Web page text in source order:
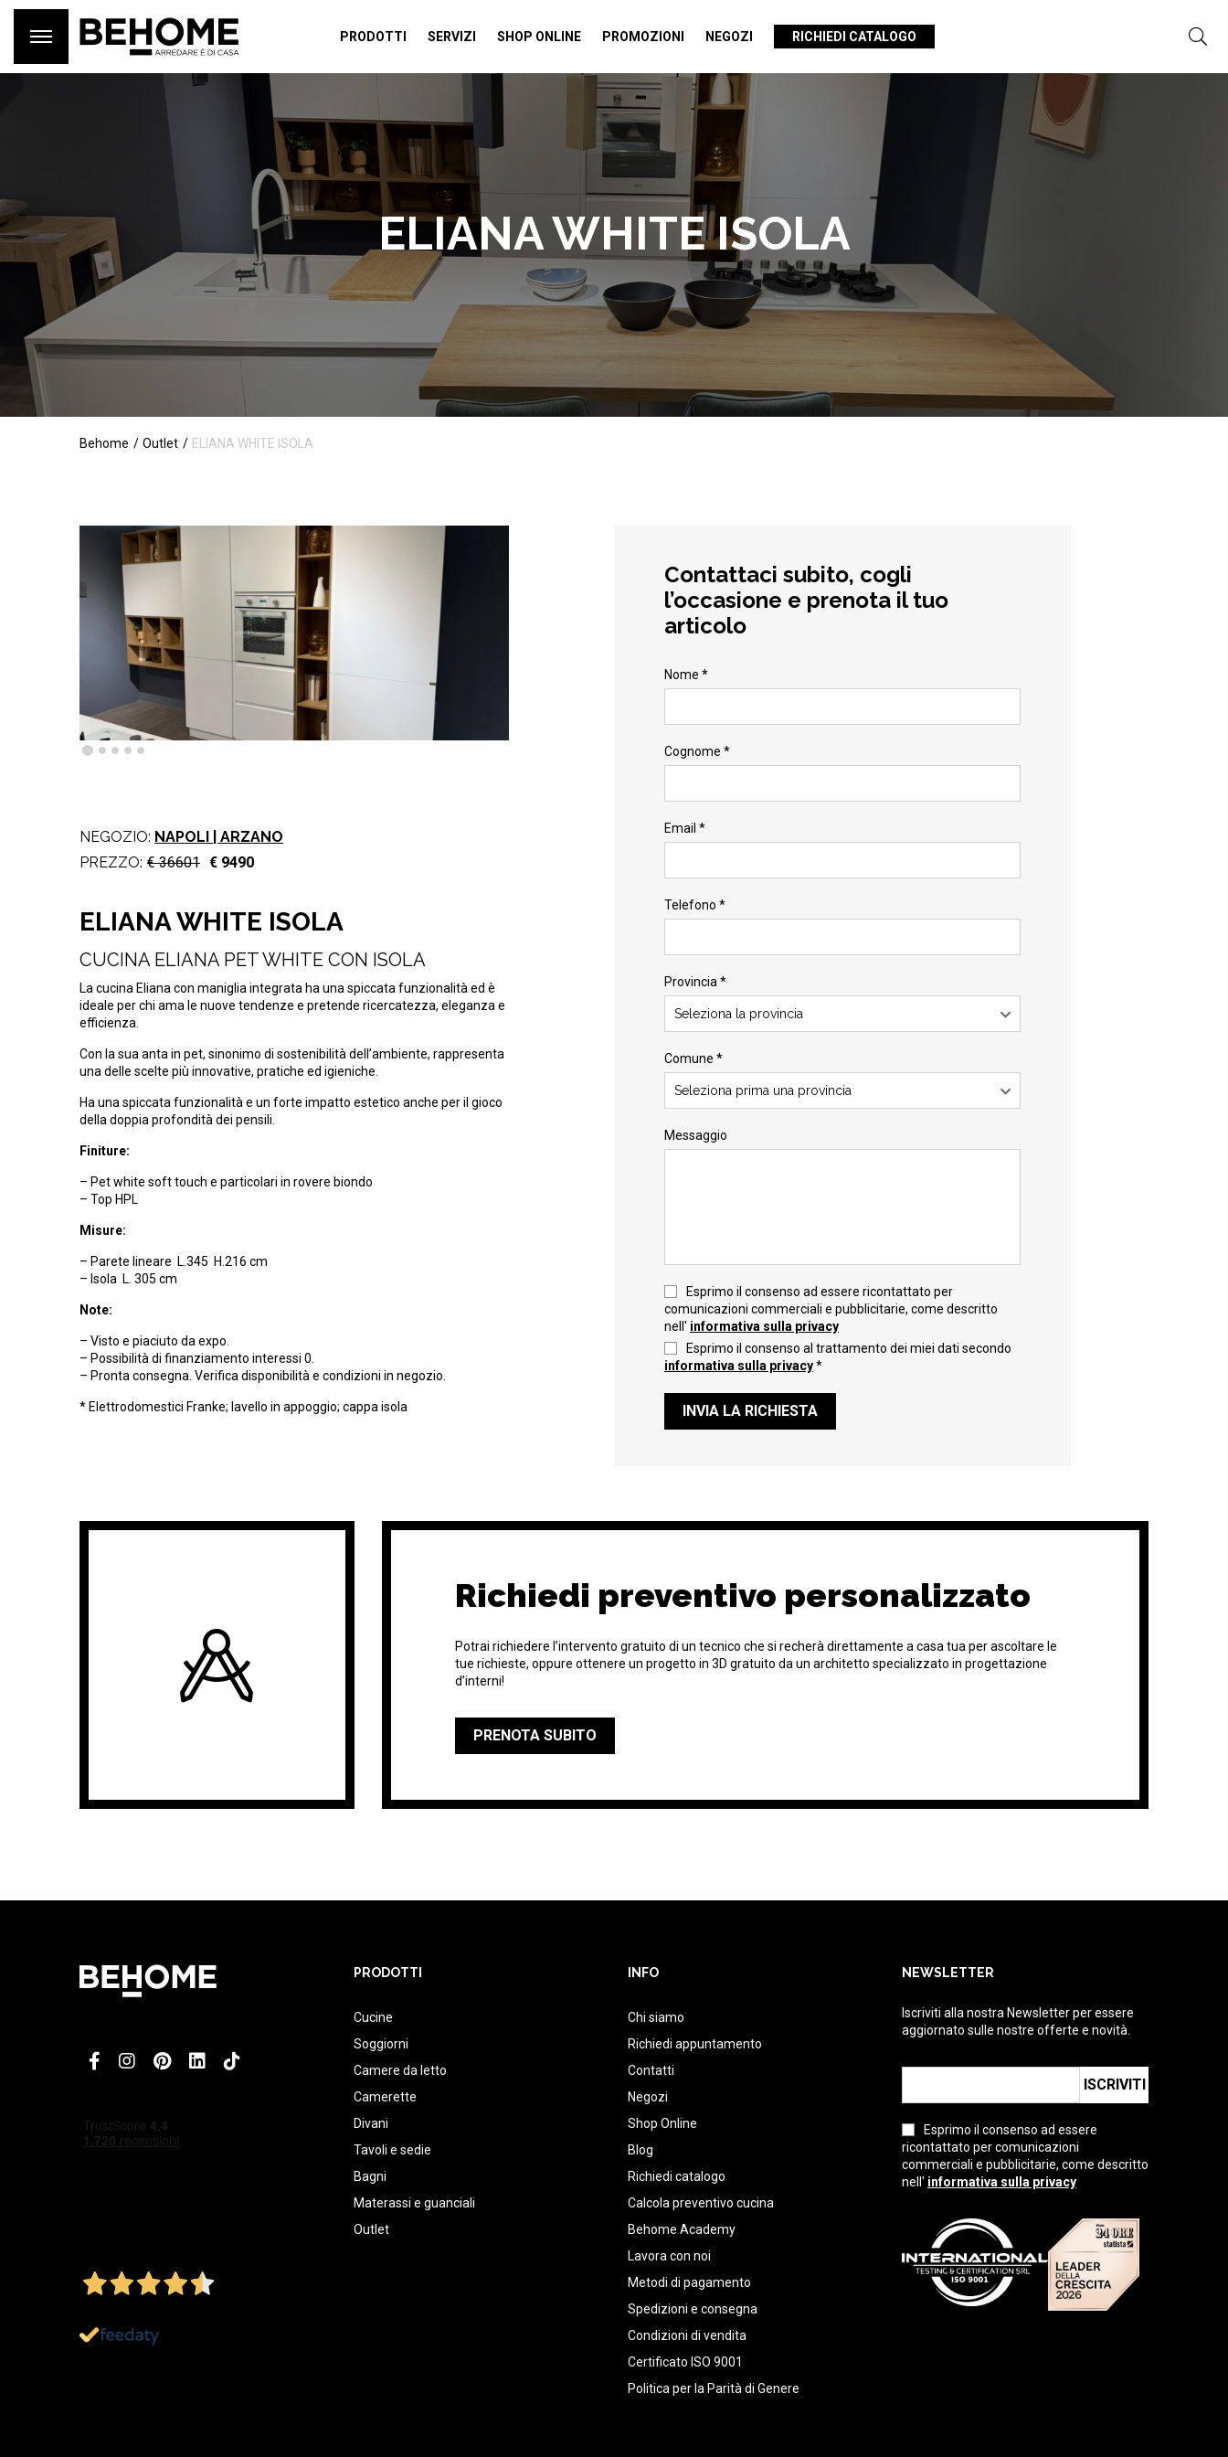
PRODOTTI SERVIZI SHOP ONLINE PROMOZIONI NEGOZI RICHIEDI CATALOGO
ELIANA WHITE ISOLA
Behome Outlet ELIANA WHITE ISOLA
NEGOZIO: NAPOLI | ARZANO
PREZZO: € 36601 € 9490
ELIANA WHITE ISOLA
CUCINA ELIANA PET WHITE CON ISOLA
La cucina Eliana con maniglia integrata ha una spiccata funzionalità ed è
ideale per chi ama le nuove tendenze e pretende ricercatezza, eleganza e
efficienza.
Con la sua anta in pet, sinonimo di sostenibilità dell’ambiente, rappresenta
una delle scelte più innovative, pratiche ed igieniche.
Ha una spiccata funzionalità e un forte impatto estetico anche per il gioco
della doppia profondità dei pensili.
Finiture:
– Pet white soft touch e particolari in rovere biondo
– Top HPL
Misure:
– Parete lineare L.345 H.216 cm
– Isola L. 305 cm
Note:
– Visto e piaciuto da expo.
– Possibilità di finanziamento interessi 0.
– Pronta consegna. Verifica disponibilità e condizioni in negozio.
* Elettrodomestici Franke; lavello in appoggio; cappa isola
Contattaci subito, cogli
l’occasione e prenota il tuo
articolo
Nome *
Cognome *
Email *
Telefono *
Provincia *
Seleziona la provincia
Comune *
Seleziona prima una provincia
Messaggio
Esprimo il consenso ad essere ricontattato per
comunicazioni commerciali e pubblicitarie, come descritto
nell' informativa sulla privacy
Esprimo il consenso al trattamento dei miei dati secondo
informativa sulla privacy*
INVIA LA RICHIESTA
Richiedi preventivo personalizzato
Potrai richiedere l’intervento gratuito di un tecnico che si recherà direttamente a casa tua per ascoltare le
tue richieste, oppure ottenere un progetto in 3D gratuito da un architetto specializzato in progettazione
d’interni!
PRENOTA SUBITO
PRODOTTI
Cucine
Soggiorni
Camere da letto
Camerette
Divani
Tavoli e sedie
Bagni
Materassi e guanciali
Outlet
INFO
Chi siamo
Richiedi appuntamento
Contatti
Negozi
Shop Online
Blog
Richiedi catalogo
Calcola preventivo cucina
Behome Academy
Lavora con noi
Metodi di pagamento
Spedizioni e consegna
Condizioni di vendita
Certificato ISO 9001
Politica per la Parità di Genere
NEWSLETTER
Iscriviti alla nostra Newsletter per essere
aggiornato sulle nostre offerte e novità.
ISCRIVITI
Esprimo il consenso ad essere
ricontattato per comunicazioni
commerciali e pubblicitarie, come descritto
nell' informativa sulla privacy